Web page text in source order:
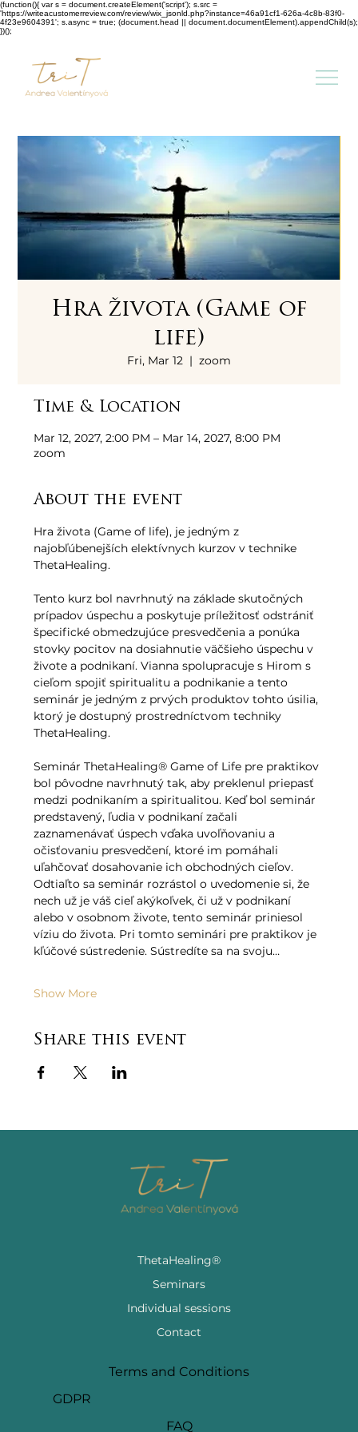
(function(){ var s = document.createElement('script'); s.src =
'https://writeacustomerreview.com/review/wix_jsonld.php?instance=46a91cf1-626a-4c8b-83f0-
4f23e9604391'; s.async = true; (document.head || document.documentElement).appendChild(s);
})();
Hra života (Game of
life)
Fri, Mar 12
  |
zoom
Time & Location
Mar 12, 2027, 2:00 PM – Mar 14, 2027, 8:00 PM
zoom
About the event
Hra života (Game of life), je jedným z
najobľúbenejších elektívnych kurzov v technike
ThetaHealing.
Tento kurz bol navrhnutý na základe skutočných
prípadov úspechu a poskytuje príležitosť odstrániť
špecifické obmedzujúce presvedčenia a ponúka
stovky pocitov na dosiahnutie väčšieho úspechu v
živote a podnikaní. Vianna spolupracuje s Hirom s
cieľom spojiť spiritualitu a podnikanie a tento
seminár je jedným z prvých produktov tohto úsilia,
ktorý je dostupný prostredníctvom techniky
ThetaHealing.
Seminár ThetaHealing® Game of Life pre praktikov
bol pôvodne navrhnutý tak, aby preklenul priepasť
medzi podnikaním a spiritualitou. Keď bol seminár
predstavený, ľudia v podnikaní začali
zaznamenávať úspech vďaka uvoľňovaniu a
očisťovaniu presvedčení, ktoré im pomáhali
uľahčovať dosahovanie ich obchodných cieľov.
Odtiaľto sa seminár rozrástol o uvedomenie si, že
nech už je váš cieľ akýkoľvek, či už v podnikaní
alebo v osobnom živote, tento seminár priniesol
víziu do života. Pri tomto seminári pre praktikov je
kľúčové sústredenie. Sústredíte sa na svoju…
Show More
Share this event
ThetaHealing®
Seminars
Individual sessions
Contact
Terms and Conditions
GDPR
FAQ